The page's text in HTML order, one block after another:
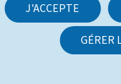
J'ACCEPTE
GÉRER